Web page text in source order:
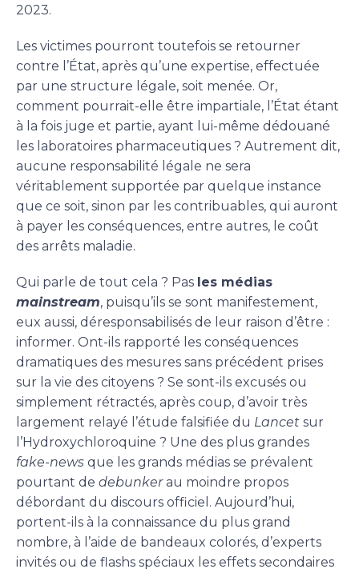
2023.
Les victimes pourront toutefois se retourner
contre l’État, après qu’une expertise, effectuée
par une structure légale, soit menée. Or,
comment pourrait-elle être impartiale, l’État étant
à la fois juge et partie, ayant lui-même dédouané
les laboratoires pharmaceutiques ? Autrement dit,
aucune responsabilité légale ne sera
véritablement supportée par quelque instance
que ce soit, sinon par les contribuables, qui auront
à payer les conséquences, entre autres, le coût
des arrêts maladie.
Qui parle de tout cela ? Pas les médias
mainstream, puisqu’ils se sont manifestement,
eux aussi, déresponsabilisés de leur raison d’être :
informer. Ont-ils rapporté les conséquences
dramatiques des mesures sans précédent prises
sur la vie des citoyens ? Se sont-ils excusés ou
simplement rétractés, après coup, d’avoir très
largement relayé l’étude falsifiée du Lancet sur
l’Hydroxychloroquine ? Une des plus grandes
fake-news que les grands médias se prévalent
pourtant de debunkerau moindre propos
débordant du discours officiel. Aujourd’hui,
portent-ils à la connaissance du plus grand
nombre, à l’aide de bandeaux colorés, d’experts
invités ou de flashs spéciaux les effets secondaires